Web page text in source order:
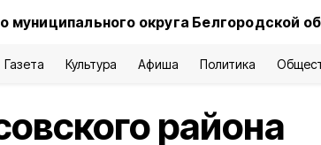
муниципального округа Белгородской
Газета Культура Афиша Политика
района